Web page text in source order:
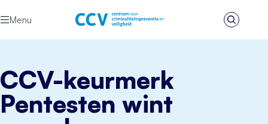
Menu
Zoeken
CCV-keurmerk
Pentesten wint